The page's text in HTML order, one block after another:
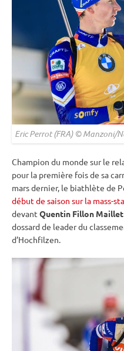
Eric Perrot (FRA) © Manzoni/
Champion du monde sur le
pour la première fois de sa
mars dernier, le biathlète de
début de saison sur la mass-
devant Quentin Fillon Maillet
dossard de leader du
d’Hochfilzen.